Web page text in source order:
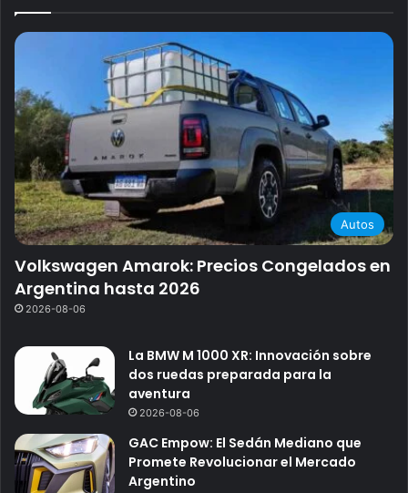
Autos
Volkswagen Amarok: Precios Congelados en
Argentina hasta 2026
2026-08-06
La BMW M 1000 XR: Innovación sobre
dos ruedas preparada para la
aventura
2026-08-06
GAC Empow: El Sedán Mediano que
Promete Revolucionar el Mercado
Argentino